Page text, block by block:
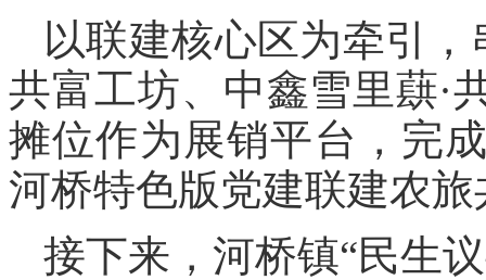
以联建核心区为牵引，
共富工坊、中鑫雪里蕻·
摊位作为展销平台，完
河桥特色版党建联建农
接下来，河桥镇“民生